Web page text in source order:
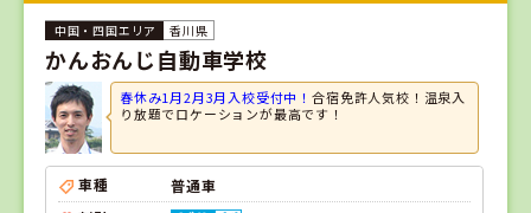
香川県
かんおんじ自動車学校
春休み1月2月3月入校受付中！合宿免許人気校！温泉入
り放題でロケーションが最高です！
車種
普通車